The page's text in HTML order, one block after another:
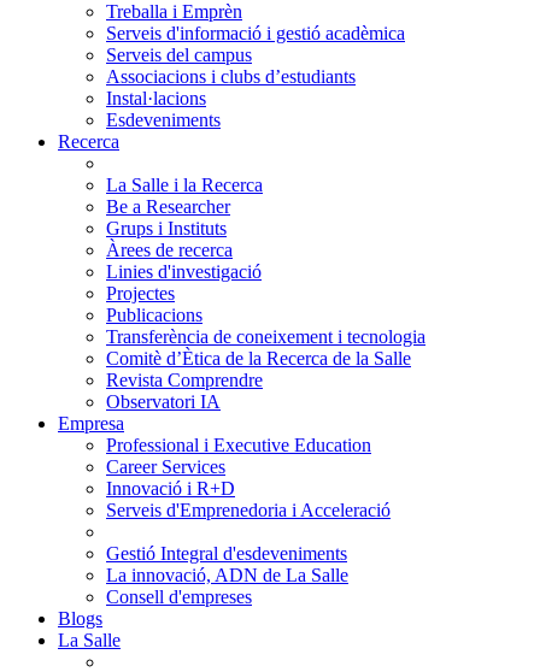
Treballa i Emprèn
Serveis d'informació i gestió acadèmica
Serveis del campus
Associacions i clubs d’estudiants
Instal·lacions
Esdeveniments
Recerca
La Salle i la Recerca
Be a Researcher
Grups i Instituts
Àrees de recerca
Linies d'investigació
Projectes
Publicacions
Transferència de coneixement i tecnologia
Comitè d’Ètica de la Recerca de la Salle
Revista Comprendre
Observatori IA
Empresa
Professional i Executive Education
Career Services
Innovació i R+D
Serveis d'Emprenedoria i Acceleració
Gestió Integral d'esdeveniments
La innovació, ADN de La Salle
Consell d'empreses
Blogs
La Salle